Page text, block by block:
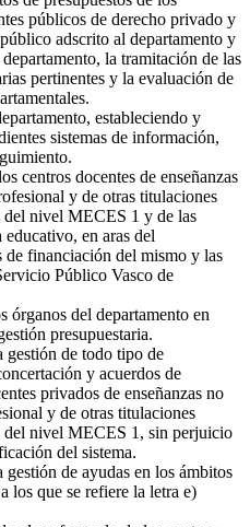
públicos de derecho privado y
adscrito al departamento y
la tramitación de las
pertinentes y la evaluación de
estableciendo y
sistemas de información,
centros docentes de enseñanzas
y de otras titulaciones
del nivel MECES 1 y de las
educativo, en aras del
de financiación del mismo y las
Público Vasco de
órganos del departamento en
presupuestaria.
gestión de todo tipo de
y acuerdos de
privados de enseñanzas no
y de otras titulaciones
del nivel MECES 1, sin perjuicio
del sistema.
de ayudas en los ámbitos
los que se refiere la letra e)